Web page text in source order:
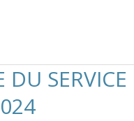
SERVICE